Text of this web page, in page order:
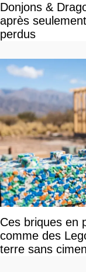
Donjons &
après
perdus
Ces briques en
comme des
terre sans